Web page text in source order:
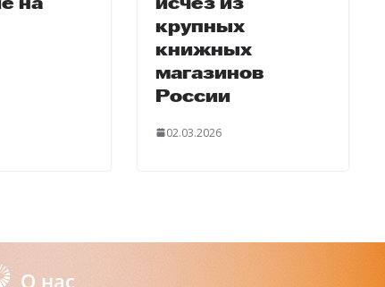
на
исчез из
крупных
книжных
магазинов
России
02.03.2026
О нас